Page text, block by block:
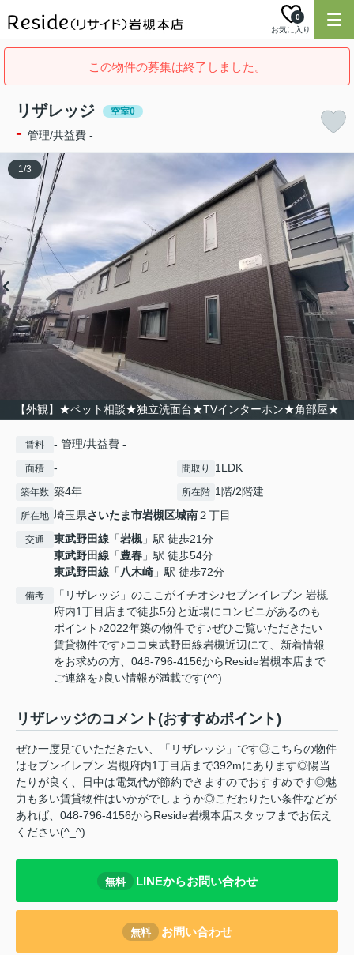
お気に入り
0
この物件の募集は終了しました。
リザレッジ 空室0
- 管理/共益費 -
【外観】★ペット相談★独立洗面台★TVインターホン★角部屋★
1/3
賃料 - 管理/共益費 -
面積 - 間取り 1LDK
築年数 築4年 所在階 1階/2階建
所在地 埼玉県さいたま市岩槻区城南２丁目
交通 東武野田線 「岩槻 」駅 徒歩21分
東武野田線 「豊春 」駅 徒歩54分
東武野田線 「八木崎 」駅 徒歩72分
備考
「リザレッジ」のここがイチオシ♪セブンイレブン 岩槻
府内1丁目店まで徒歩5分と近場にコンビニがあるのも
ポイント♪2022年築の物件です♪ぜひご覧いただきたい
賃貸物件です♪ココ東武野田線岩槻近辺にて、新着情報
をお求めの方、048-796-4156からReside岩槻本店まで
ご連絡を♪良い情報が満載です(^^)
リザレッジのコメント(おすすめポイント)
ぜひ一度見ていただきたい、「リザレッジ」です◎こちらの物件
はセブンイレブン 岩槻府内1丁目店まで392mにあります◎陽当
たりが良く、日中は電気代が節約できますのでおすすめです◎魅
力も多い賃貸物件はいかがでしょうか◎こだわりたい条件などが
あれば、048-796-4156からReside岩槻本店スタッフまでお伝え
ください(^_^)
無料 LINEからお問い合わせ
無料 お問い合わせ